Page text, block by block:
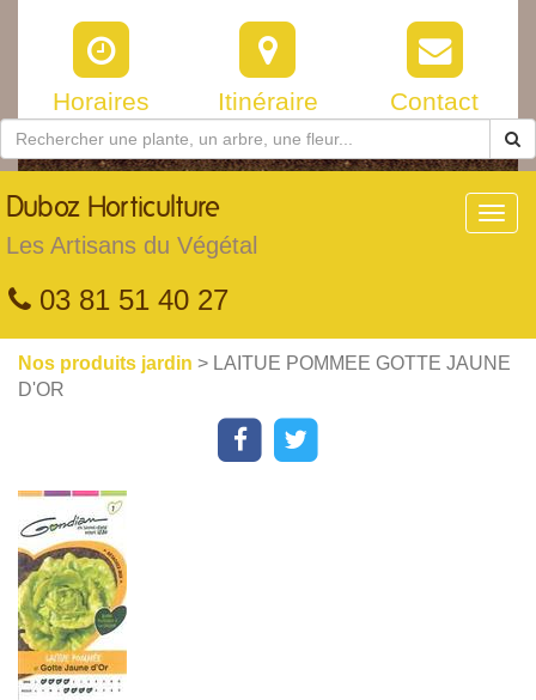
Horaires Itinéraire Contact
Duboz Horticulture
Les Artisans du Végétal
03 81 51 40 27
Nos produits jardin > LAITUE POMMEE GOTTE JAUNE
D'OR